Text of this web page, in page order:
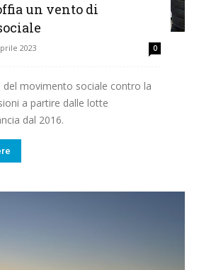
un vento di
2023 0
del movimento sociale contro la
a partire dalle lotte
dal 2016.